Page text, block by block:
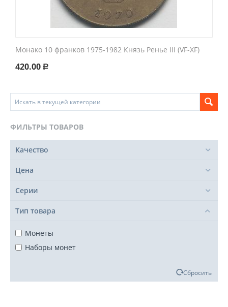
Монако 10 франков 1975-1982 Князь Ренье III (VF-XF)
420.00 Р
ФИЛЬТРЫ ТОВАРОВ
Качество
Цена
Серии
Тип товара
Монеты
Наборы монет
Сбросить